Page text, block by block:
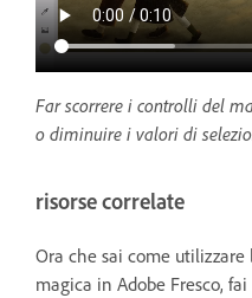
Far scorrere i controlli del
o diminuire i valori di
risorse correlate
Ora che sai come
magica in Adobe Fresco,